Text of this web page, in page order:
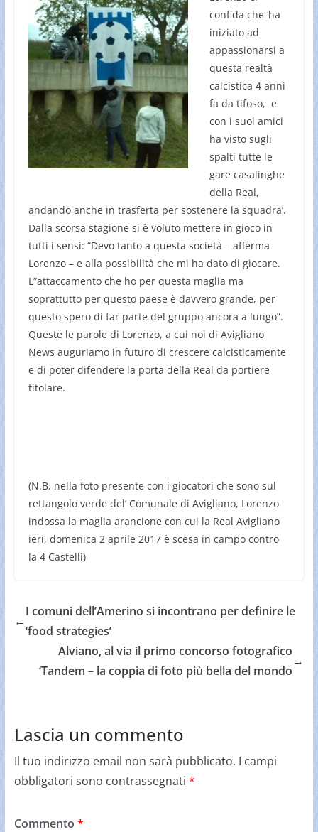
confida che ‘ha
iniziato ad
appassionarsi a
questa realtà
calcistica 4 anni
fa da tifoso, e
con i suoi amici
ha visto sugli
spalti tutte le
gare casalinghe
della Real,
andando anche in trasferta per sostenere la squadra’.
Dalla scorsa stagione si è voluto mettere in gioco in
tutti i sensi: “Devo tanto a questa società – afferma
Lorenzo – e alla possibilità che mi ha dato di giocare.
L”attaccamento che ho per questa maglia ma
soprattutto per questo paese è davvero grande, per
questo spero di far parte del gruppo ancora a lungo”.
Queste le parole di Lorenzo, a cui noi di Avigliano
News auguriamo in futuro di crescere calcisticamente
e di poter difendere la porta della Real da portiere
titolare.
(N.B. nella foto presente con i giocatori che sono sul
rettangolo verde del’ Comunale di Avigliano, Lorenzo
indossa la maglia arancione con cui la Real Avigliano
ieri, domenica 2 aprile 2017 è scesa in campo contro
la 4 Castelli)
←
I comuni dell’Amerino si incontrano per definire le
‘food strategies’
Alviano, al via il primo concorso fotografico
‘Tandem – la coppia di foto più bella del mondo
→
Lascia un commento
Il tuo indirizzo email non sarà pubblicato. I campi
obbligatori sono contrassegnati *
Commento *